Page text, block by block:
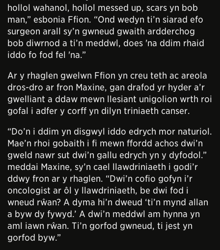
hollol wahanol, hollol messed up, scars yn bob
man,” esbonia Ffion. “Ond wedyn ti’n siarad efo
surgeon arall sy’n gwneud gwaith ardderchog
bob diwrnod a ti’n meddwl, does 'na ddim rhaid
iddo fo fod fel 'na.”
Ar y rhaglen gwelwn Ffion yn creu teth ac areola
dros-dro ar fron Maxine, gan drafod yr hyder a’r
gwelliant a ddaw mewn llesiant unigolion wrth roi
gofal i adfer y corff yn dilyn triniaeth canser.
“Do’n i ddim yn disgwyl iddo edrych mor naturiol.
Mae’n rhoi gobaith i fi mewn ffordd achos dwi’n
gweld nawr sut dwi’n gallu edrych yn y dyfodol.”
meddai Maxine, sy’n cael llawdriniaeth i godi’r
ddwy fron ar y rhaglen. “Dwi’n cofio gofyn i’r
oncologist ar ôl y llawdriniaeth, be dwi fod i
wneud rŵan? A dyma hi’n dweud ‘ti’n mynd allan
a byw dy fywyd.’ A dwi’n meddwl am hynna yn
aml iawn rŵan. Ti’n gorfod gwneud, ti jest yn
gorfod byw.”